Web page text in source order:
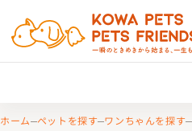
ホーム ペットを探す ワンちゃんを探す